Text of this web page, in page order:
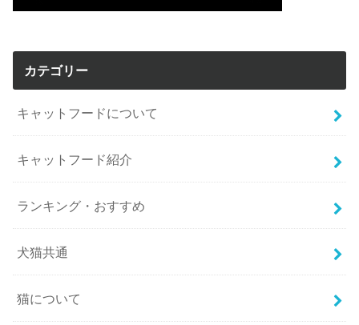
カテゴリー
キャットフードについて
キャットフード紹介
ランキング・おすすめ
犬猫共通
猫について